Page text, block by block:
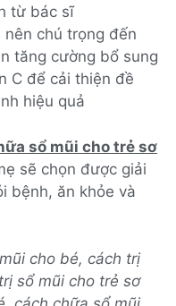
từ bác sĩ
chú trọng đến
tăng cường bổ sung
C để cải thiện đề
hiệu quả
sổ mũi cho trẻ sơ
sẽ chọn được giải
bệnh, ăn khỏe và
cho bé, cách trị
sổ mũi cho trẻ sơ